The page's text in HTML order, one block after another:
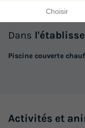
2 pièces 4
Annulation gratuite
32m²
piscine de l'hôtel Le
Dans
Piscine couverte
Activités et